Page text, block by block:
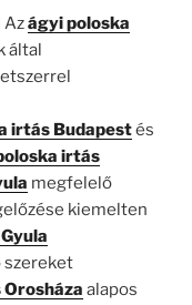
Azágyi poloska
által
irtás Budapestés
irtás
megfelelő
kiemelten
szereket
alapos